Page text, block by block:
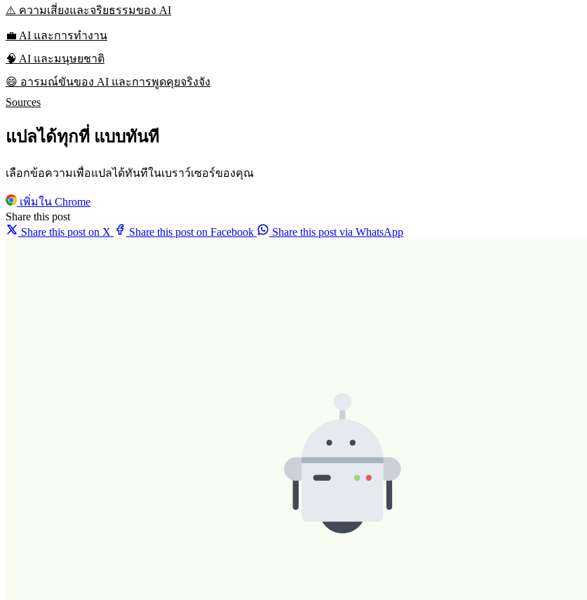
⚠️ ความเสี่ยงและจริยธรรมของ AI
💼 AI และการทำงาน
🧠 AI และมนุษยชาติ
😄 อารมณ์ขันของ AI และการพูดคุยจริงจัง
Sources
แปลได้ทุกที่ แบบทันที
เลือกข้อความเพื่อแปลได้ทันทีในเบราว์เซอร์ของคุณ
เพิ่มใน Chrome
Share this post
Share this post on X
Share this post on Facebook Share this post via WhatsApp